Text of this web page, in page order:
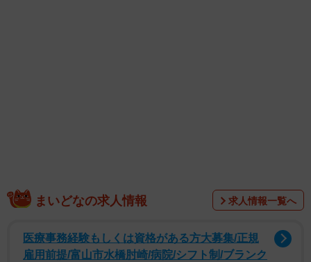
まいどなの求人情報 求人情報一覧へ
医療事務経験もしくは資格がある方大募集/正規
雇用前提/富山市水橋肘崎/病院/シフト制/ブランク